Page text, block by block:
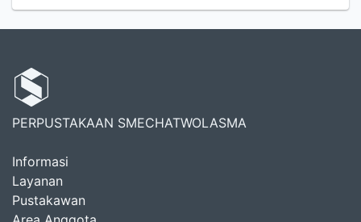
PERPUSTAKAAN SMECHATWOLASMA
Informasi
Layanan
Pustakawan